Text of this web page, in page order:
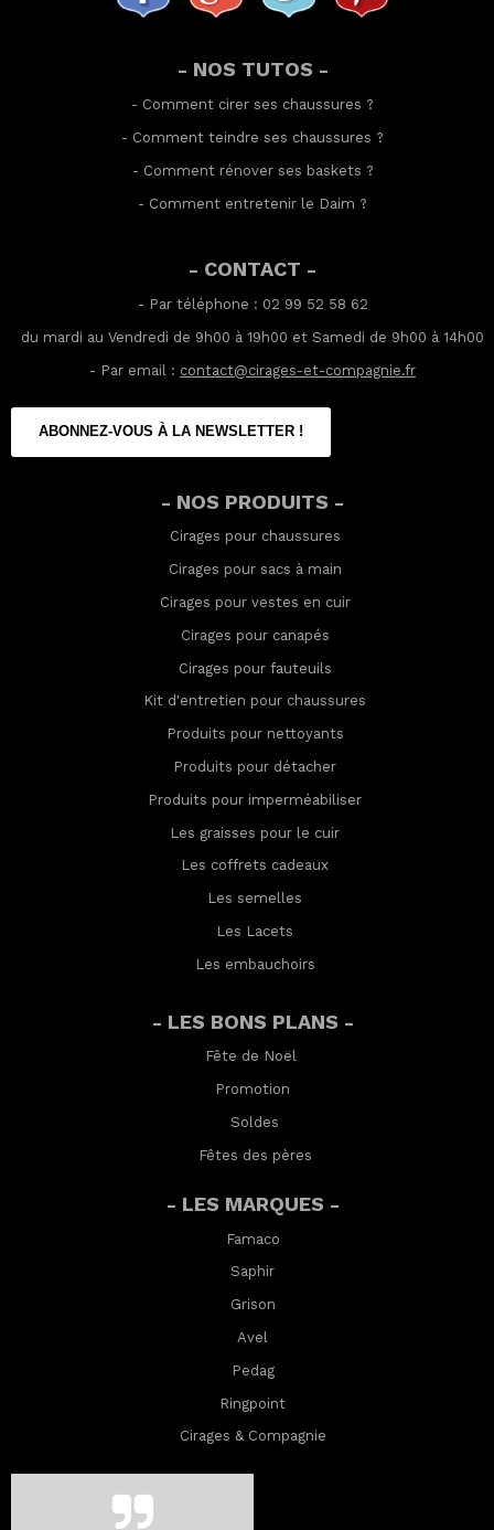
- NOS TUTOS -
- Comment cirer ses chaussures ?
- Comment teindre ses chaussures ?
- Comment rénover ses baskets ?
- Comment entretenir le Daim ?
- CONTACT -
- Par téléphone : 02 99 52 58 62
du mardi au Vendredi de 9h00 à 19h00 et Samedi de 9h00 à 14h00
- Par email : contact@cirages-et-compagnie.fr
ABONNEZ-VOUS À LA NEWSLETTER !
- NOS PRODUITS -
Cirages pour chaussures
Cirages pour sacs à main
Cirages pour vestes en cuir
Cirages pour canapés
Cirages pour fauteuils
Kit d'entretien pour chaussures
Produits pour nettoyants
Produits pour détacher
Produits pour imperméabiliser
Les graisses pour le cuir
Les coffrets cadeaux
Les semelles
Les Lacets
Les embauchoirs
- LES BONS PLANS -
Fête de Noël
Promotion
Soldes
Fêtes des pères
- LES MARQUES -
Famaco
Saphir
Grison
Avel
Pedag
Ringpoint
Cirages & Compagnie